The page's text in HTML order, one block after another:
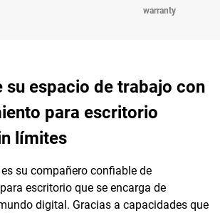
warranty
su espacio de trabajo con
para escritorio
límites
su compañero confiable de
escritorio que se encarga de
digital. Gracias a capacidades que